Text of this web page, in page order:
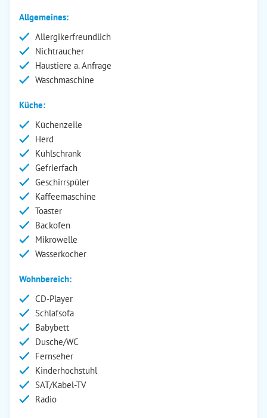
Allgemeines:
Allergikerfreundlich
Nichtraucher
Haustiere a. Anfrage
Waschmaschine
Küche:
Küchenzeile
Herd
Kühlschrank
Gefrierfach
Geschirrspüler
Kaffeemaschine
Toaster
Backofen
Mikrowelle
Wasserkocher
Wohnbereich:
CD-Player
Schlafsofa
Babybett
Dusche/WC
Fernseher
Kinderhochstuhl
SAT/Kabel-TV
Radio